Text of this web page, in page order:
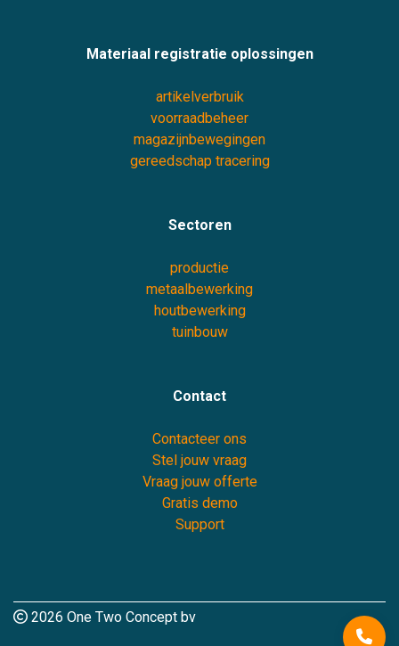
Materiaal registratie oplossingen
artikelverbruik
voorraadbeheer
magazijnbewegingen
gereedschap tracering
Sectoren
productie
metaalbewerking
houtbewerking
tuinbouw
Contact
Contacteer ons
Stel jouw vraag
Vraag jouw offerte
Gratis demo
Support
2026 One Two Concept bv